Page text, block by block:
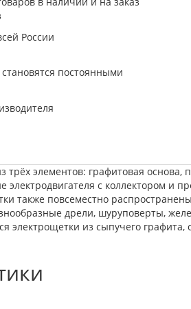
трёх элементов: графитовая
с коллектором и
также повсеместно
дрели, шуруповерты,
электрощетки из сыпучего